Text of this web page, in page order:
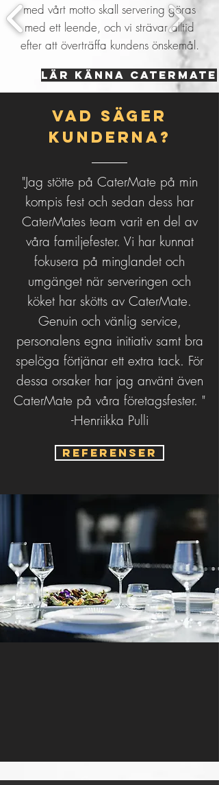
med vårt motto skall servering göras
med ett leende, och vi strävar alltid
efter att överträffa kundens önskemål.
LÄR KÄNNA CATERMATE
Vad säger
kunderna?
"Jag stötte på CaterMate på min
kompis fest och sedan dess har
CaterMates team varit en del av
våra familjefester. Vi har kunnat
fokusera på minglandet och
umgänget när serveringen och
köket har skötts av CaterMate.
Genuin och vänlig service,
personalens egna initiativ samt bra
spelöga förtjänar ett extra tack. För
dessa orsaker har jag använt även
CaterMate på våra företagsfester. "
-Henriikka Pulli
Referenser